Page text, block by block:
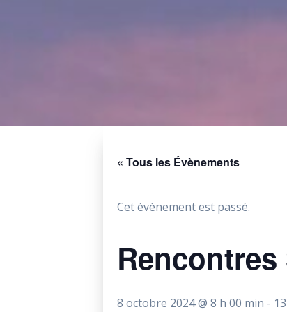
« Tous les Évènements
Cet évènement est passé.
8 octobre 2024 @ 8 h 00 min -